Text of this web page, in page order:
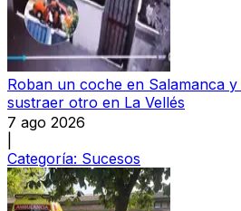
Roban un coche en Salamanca
sustraer otro en La Vellés
7 ago 2026
Categoría: Sucesos